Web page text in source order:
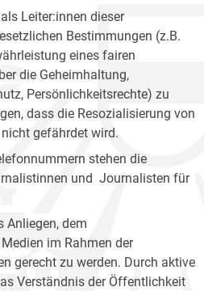
Leiter:innen dieser
Bestimmungen (z.B.
eines fairen
die Geheimhaltung,
Persönlichkeitsrechte) zu
dass die Resozialisierung von
gefährdet wird.
stehen die
und Journalisten für
Anliegen, dem
im Rahmen der
gerecht zu werden. Durch aktive
Verständnis der Öffentlichkeit